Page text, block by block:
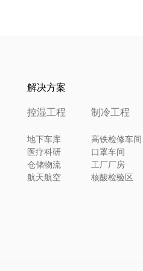
解决方案
控湿工程
地下车库
医疗科研
仓储物流
航天航空
制冷工程
高铁检修车间
口罩车间
工厂厂房
核酸检验区